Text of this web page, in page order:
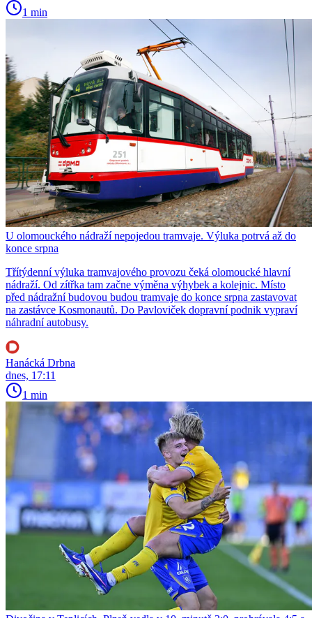
1 min
U olomouckého nádraží nepojedou tramvaje. Výluka potrvá až do
konce srpna
Třítýdenní výluka tramvajového provozu čeká olomoucké hlavní
nádraží. Od zítřka tam začne výměna výhybek a kolejnic. Místo
před nádražní budovou budou tramvaje do konce srpna zastavovat
na zastávce Kosmonautů. Do Pavloviček dopravní podnik vypraví
náhradní autobusy.
Hanácká Drbna
dnes, 17:11
1 min